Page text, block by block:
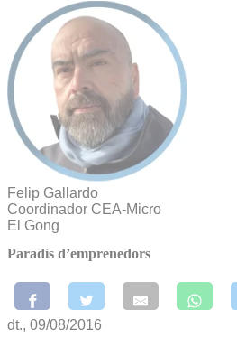
Felip Gallardo
Coordinador CEA-Micro
El Gong
Paradís d’emprenedors
dt., 09/08/2016